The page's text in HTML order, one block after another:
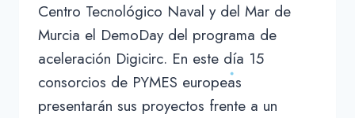
Centro Tecnológico Naval y del Mar de
Murcia el DemoDay del programa de
aceleración Digicirc. En este día 15
consorcios de PYMES europeas
presentarán sus proyectos frente a un